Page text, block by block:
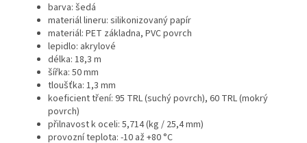
barva: šedá
materiál lineru: silikonizovaný papír
materiál: PET základna, PVC povrch
lepidlo: akrylové
délka: 18,3 m
šířka: 50 mm
tloušťka: 1,3 mm
koeficient tření: 95 TRL (suchý povrch), 60 TRL (mokrý
povrch)
přilnavost k oceli: 5,714 (kg / 25,4 mm)
provozní teplota: -10 až +80 °C